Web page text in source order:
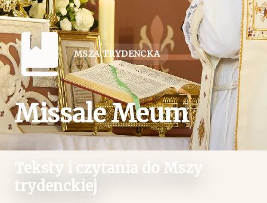
MSZA TRYDENCKA
Missale Meum
Teksty i czytania do Mszy
trydenckiej